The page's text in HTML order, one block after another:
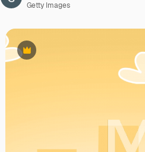
Premium
Getty Images